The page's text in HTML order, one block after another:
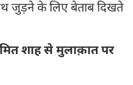
जुड़ने के लिए बेताब दिखते
शाह से मुलाक़ात पर